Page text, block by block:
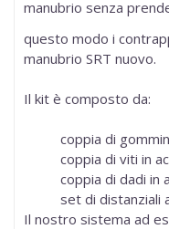
manubrio senza
questo modo i
manubrio SRT nuovo.
Il kit è composto da:
coppia di
coppia di viti in
coppia di dadi in
set di distanziali
Il nostro sistema ad